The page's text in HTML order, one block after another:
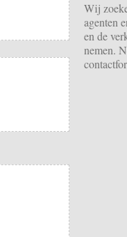
Wij
agenten
en de
nemen.